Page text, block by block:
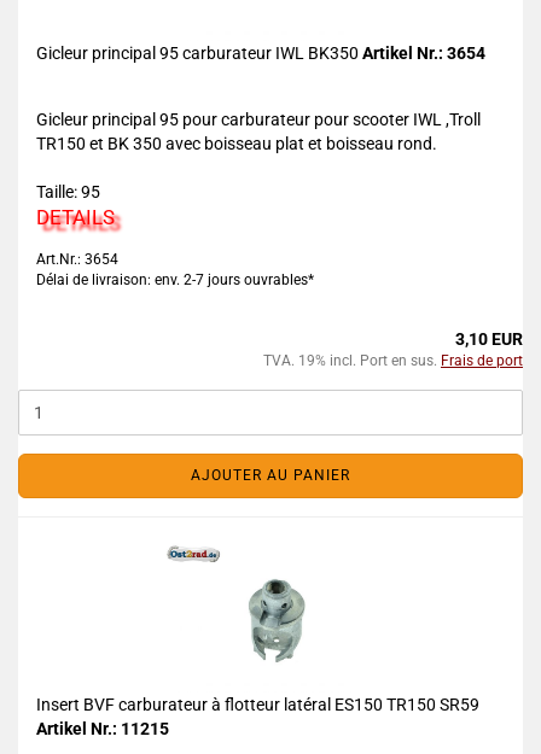
Gicleur principal 95 carburateur IWL BK350 Artikel Nr.: 3654
Gicleur principal 95 pour carburateur pour scooter IWL ,Troll
TR150 et BK 350 avec boisseau plat et boisseau rond.
Taille: 95
DETAILS
Art.Nr.: 3654
Délai de livraison: env. 2-7 jours ouvrables*
3,10 EUR
TVA. 19% incl. Port en sus. Frais de port
AJOUTER AU PANIER
Insert BVF carburateur à flotteur latéral ES150 TR150 SR59
Artikel Nr.: 11215